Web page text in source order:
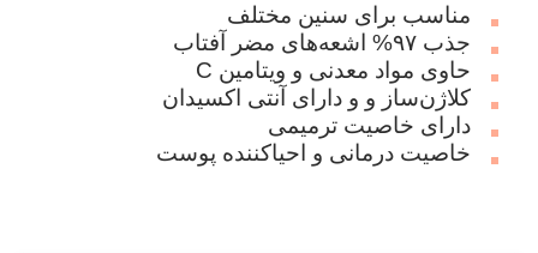
مناسب برای سنین مختلف
جذب ۹۷% اشعه‌های مضر آفتاب
حاوی مواد معدنی و ویتامین C
کلاژن‌ساز و و دارای آنتی اکسیدان
دارای خاصیت ترمیمی
خاصیت درمانی و احیاکننده پوست